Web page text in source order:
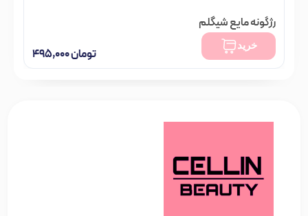
رژگونه مایع شیگلم
تومان
تومان۹۸۰,۰۰۰ خرید